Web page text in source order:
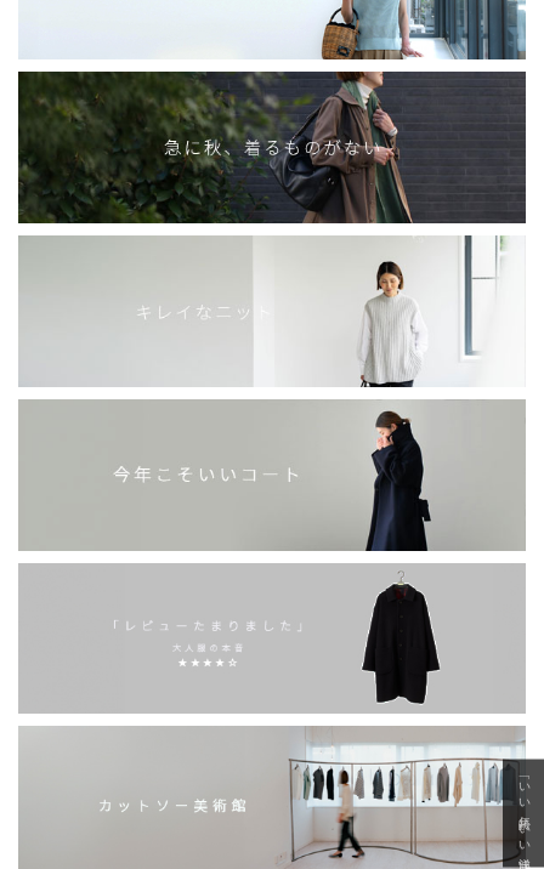
「いい年齢 いい洋服」